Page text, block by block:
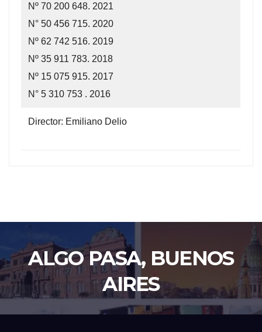
Nº 70 200 648. 2021
N° 50 456 715. 2020
Nº 62 742 516. 2019
Nº 35 911 783. 2018
Nº 15 075 915. 2017
N° 5 310 753 . 2016
Director: Emiliano Delio
ALGO PASA, BUENOS
AIRES